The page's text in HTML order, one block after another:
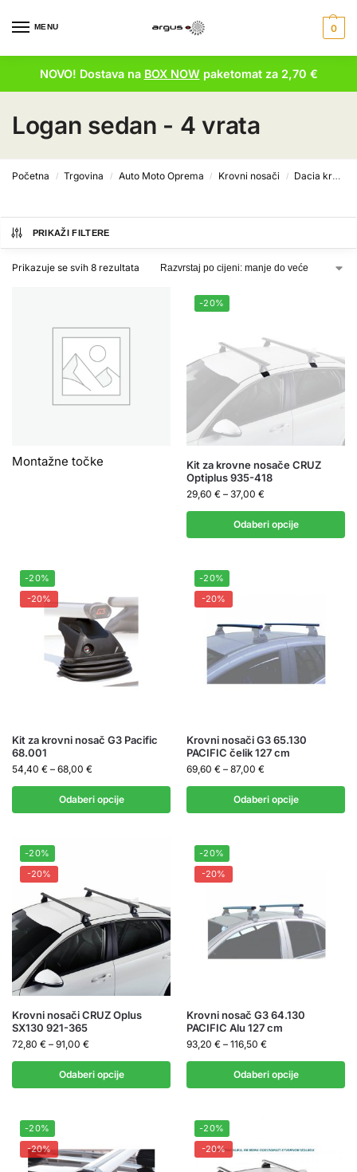
MENU 0
NOVO! Dostava na BOX NOWpaketomat za 2,70 €
Logan sedan - 4 vrata
Početna / Trgovina / Auto Moto Oprema / Krovni nosači / Dacia krovni nosači
PRIKAŽI FILTERE
Prikazuje se svih 8 rezultata
Montažne točke
-20%
Kit za krovne nosače CRUZ
Optiplus 935-418
29,60 € – 37,00 €
Odaberi opcije
-20%
-20%
Kit za krovni nosač G3 Pacific
68.001
54,40 € – 68,00 €
Odaberi opcije
-20%
-20%
Krovni nosači G3 65.130
PACIFIC čelik 127 cm
69,60 € – 87,00 €
Odaberi opcije
-20%
-20%
Krovni nosači CRUZ Oplus
SX130 921-365
72,80 € – 91,00 €
Odaberi opcije
-20%
-20%
Krovni nosač G3 64.130
PACIFIC Alu 127 cm
93,20 € – 116,50 €
Odaberi opcije
-20%
-20%
-20%
-20%